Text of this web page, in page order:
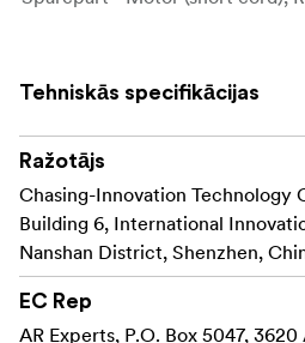
Tehniskās specifikācijas
Ražotājs
Chasing-Innovation Technology
Building 6, International
Nanshan District, Shenzhen,
EC Rep
AR Experts, P.O. Box 5047,